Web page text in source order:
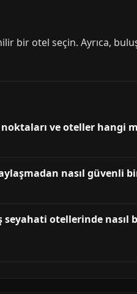
otel seçin. Ayrıca,
ve oteller hangi
nasıl güvenli
otellerinde nasıl